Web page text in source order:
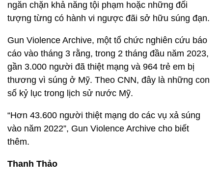
ngăn chặn khả năng tội phạm hoặc những đối
tượng từng có hành vi ngược đãi sở hữu súng đạn.
Gun Violence Archive, một tổ chức nghiên cứu báo
cáo vào tháng 3 rằng, trong 2 tháng đầu năm 2023,
gần 3.000 người đã thiệt mạng và 964 trẻ em bị
thương vì súng ở Mỹ. Theo CNN, đây là những con
số kỷ lục trong lịch sử nước Mỹ.
“Hơn 43.600 người thiệt mạng do các vụ xả súng
vào năm 2022”, Gun Violence Archive cho biết
thêm.
Thanh Thảo